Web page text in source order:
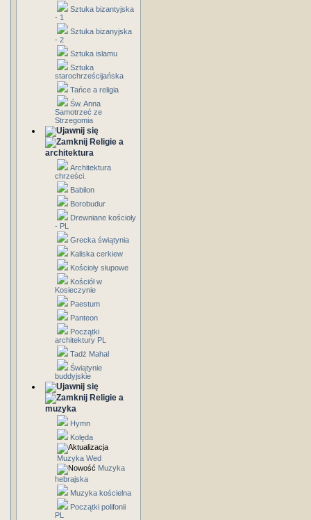
Sztuka bizantyjska
- 1
Sztuka bizanyjska
- 2
Sztuka islamu
Sztuka
starochrześcijańska
Tańce a religia
Św. Anna
Samotrzeć ze
Strzegomia
Religie a
architektura
Architektura
chrześci.
Babilon
Borobudur
Drewniane kościoły
- PL
Grecka świątynia
Kaliska cerkiew
Kościoły słupowe
Kościół w
Kosieczynie
Paestum
Panteon
Początki
architektury PL
Tadż Mahal
Świątynie
buddyjskie
Religie a
muzyka
Hymn
Kolęda
Muzyka Wed
Muzyka
hebrajska
Muzyka kościelna
Początki polifonii
PL